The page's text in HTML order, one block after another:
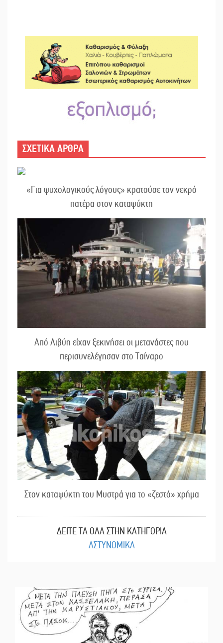
ΣΧΕΤΙΚΑ ΑΡΘΡΑ
«Για ψυχολογικούς λόγους» κρατούσε τον νεκρό
πατέρα στον καταψύκτη
Από Λιβύη είχαν ξεκινήσει οι μετανάστες που
περισυνελέγησαν στο Ταίναρο
Στον καταψύκτη του Μυστρά για το «ζεστό» χρήμα
ΔΕΙΤΕ ΤΑ ΟΛΑ ΣΤΗΝ ΚΑΤΗΓΟΡΙΑ
ΑΣΤΥΝΟΜΙΚΑ